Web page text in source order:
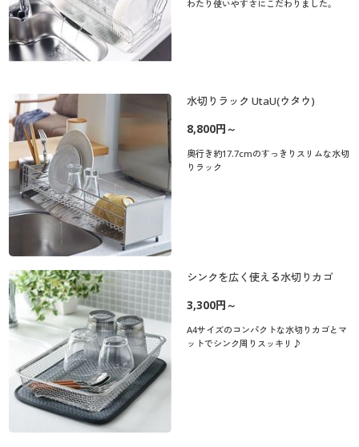
わたり使いやすさにこだわりました。
水切りラック UtaU(ウタウ)
8,800円～
奥行き約17.7cmのすっきりスリムな水切
りラック
シンクを広く使える水切りカゴ
3,300円～
A4サイズのコンパクトな水切りカゴとマ
ットでシンク周りスッキリ♪